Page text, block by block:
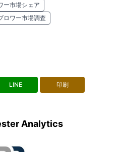
ー市場シェア
ロワー市場調査
LINE 印刷
Analytics